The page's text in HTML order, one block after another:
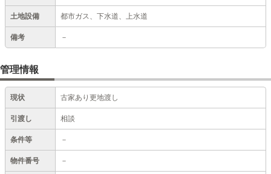
土地設備 都市ガス、下水道、上水道
備考 －
管理情報
現状 古家あり更地渡し
引渡し 相談
条件等 －
物件番号 －